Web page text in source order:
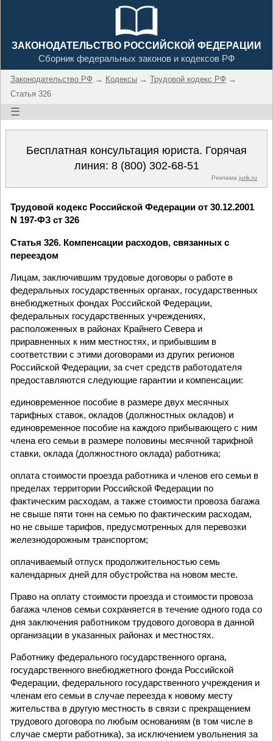
ЗАКОНОДАТЕЛЬСТВО РОССИЙСКОЙ ФЕДЕРАЦИИ
Сборник федеральных законов и кодексов РФ
Законодательство РФ → Кодексы → Трудовой кодекс РФ →
Статья 326
☰
Бесплатная консультация юриста. Горячая
линия: 8 (800) 302-68-51
Реклама jurik.ru
Трудовой кодекс Российской Федерации от 30.12.2001
N 197-ФЗ ст 326
Статья 326. Компенсации расходов, связанных с
переездом
Лицам, заключившим трудовые договоры о работе в
федеральных государственных органах, государственных
внебюджетных фондах Российской Федерации,
федеральных государственных учреждениях,
расположенных в районах Крайнего Севера и
приравненных к ним местностях, и прибывшим в
соответствии с этими договорами из других регионов
Российской Федерации, за счет средств работодателя
предоставляются следующие гарантии и компенсации:
единовременное пособие в размере двух месячных
тарифных ставок, окладов (должностных окладов) и
единовременное пособие на каждого прибывающего с ним
члена его семьи в размере половины месячной тарифной
ставки, оклада (должностного оклада) работника;
оплата стоимости проезда работника и членов его семьи в
пределах территории Российской Федерации по
фактическим расходам, а также стоимости провоза багажа
не свыше пяти тонн на семью по фактическим расходам,
но не свыше тарифов, предусмотренных для перевозки
железнодорожным транспортом;
оплачиваемый отпуск продолжительностью семь
календарных дней для обустройства на новом месте.
Право на оплату стоимости проезда и стоимости провоза
багажа членов семьи сохраняется в течение одного года со
дня заключения работником трудового договора в данной
организации в указанных районах и местностях.
Работнику федерального государственного органа,
государственного внебюджетного фонда Российской
Федерации, федерального государственного учреждения и
членам его семьи в случае переезда к новому месту
жительства в другую местность в связи с прекращением
трудового договора по любым основаниям (в том числе в
случае смерти работника), за исключением увольнения за